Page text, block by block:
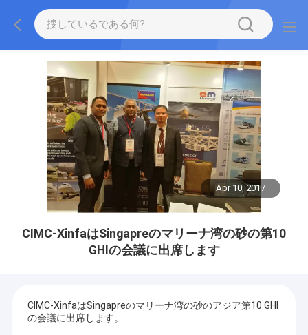
Apr 10, 2017
CIMC-XinfaはSingapreのマリーナ湾の砂の第10
GHIの会議に出席します
CIMC-XinfaはSingapreのマリーナ湾の砂のアジア第10 GHI
の会議に出席します。